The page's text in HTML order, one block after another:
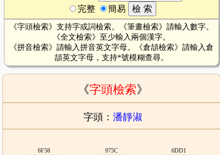
完整
簡易
《字頭檢索》支持字或詞檢索。《筆畫檢索》請輸入數字。
《全文檢索》至少輸入兩個漢字。
《拼音檢索》請輸入拼音英文字母。《倉頡檢索》請輸入倉
頡英文字母，支持*號模糊查尋。
《字頭檢索》
字頭： 潘靜淑
6F58 975C 6DD1